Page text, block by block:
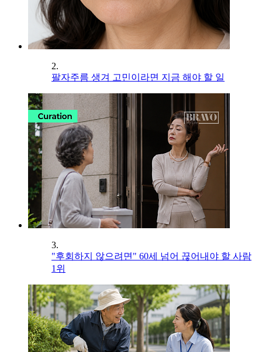
2.
팔자주름 생겨 고민이라면 지금 해야 할 일
3.
"후회하지 않으려면" 60세 넘어 끊어내야 할 사람
1위